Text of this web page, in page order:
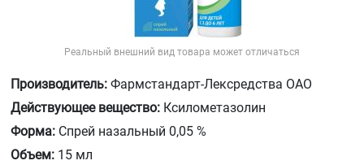
Реальный внешний вид товара может отличаться
Производитель: Фармстандарт-Лексредства ОАО
Действующее вещество: Ксилометазолин
Форма: Спрей назальный 0,05 %
Объем: 15 мл